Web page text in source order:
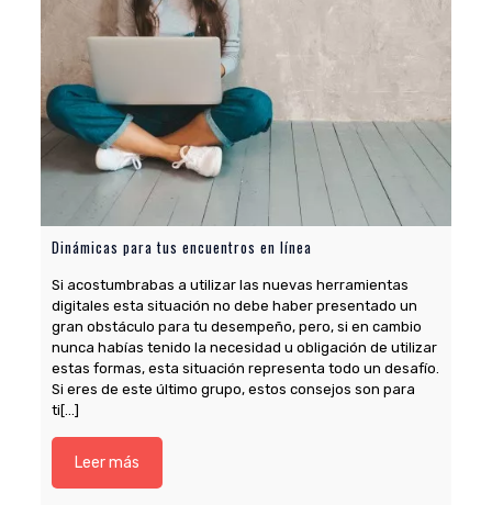
Dinámicas para tus encuentros en línea
Si acostumbrabas a utilizar las nuevas herramientas
digitales esta situación no debe haber presentado un
gran obstáculo para tu desempeño, pero, si en cambio
nunca habías tenido la necesidad u obligación de utilizar
estas formas, esta situación representa todo un desafío.
Si eres de este último grupo, estos consejos son para
ti[…]
Leer más